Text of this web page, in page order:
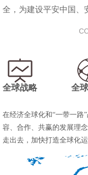
全，为建设平安中国、
全球战略 全
在经济全球化和“一带一路
容、合作、共赢的发展理
走出去，加快打造全球化